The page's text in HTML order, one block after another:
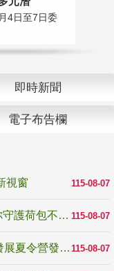
4日至7日委
即時新聞
電子布告欄
115-08-07
115-08-07
反詐騙宣導_防詐有道，霹靂布袋戲陪你守護荷包不受騙
115-08-07
跨越限制，探索潛能！115年多元潛能發展夏令營發掘生命無限可能